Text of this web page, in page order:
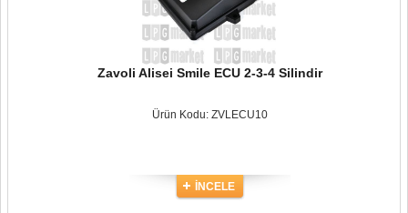
Zavoli Alisei Smile ECU 2-3-4 Silindir
Ürün Kodu: ZVLECU10
İNCELE